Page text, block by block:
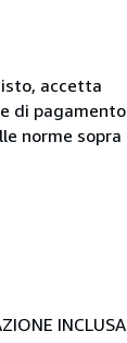
accetta
di pagamento
norme sopra
INCLUSA